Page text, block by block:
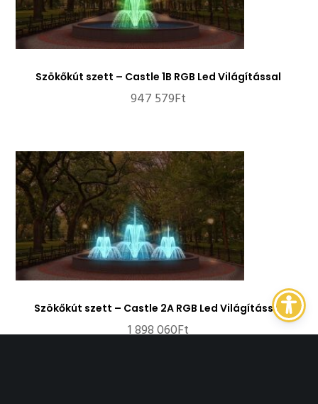
Szökőkút szett – Castle 1B RGB Led Világítással
947 579Ft
Szökőkút szett – Castle 2A RGB Led Világítással
1 898 060Ft